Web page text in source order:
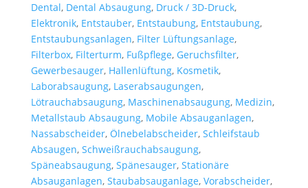
Dental, Dental Absaugung, Druck / 3D-Druck,
Elektronik, Entstauber, Entstaubung, Entstaubung,
Entstaubungsanlagen, Filter Lüftungsanlage,
Filterbox, Filterturm, Fußpflege, Geruchsfilter,
Gewerbesauger, Hallenlüftung, Kosmetik,
Laborabsaugung, Laserabsaugungen,
Lötrauchabsaugung, Maschinenabsaugung, Medizin,
Metallstaub Absaugung, Mobile Absauganlagen,
Nassabscheider, Ölnebelabscheider, Schleifstaub
Absaugen, Schweißrauchabsaugung,
Späneabsaugung, Spänesauger, Stationäre
Absauganlagen, Staubabsauganlage, Vorabscheider,